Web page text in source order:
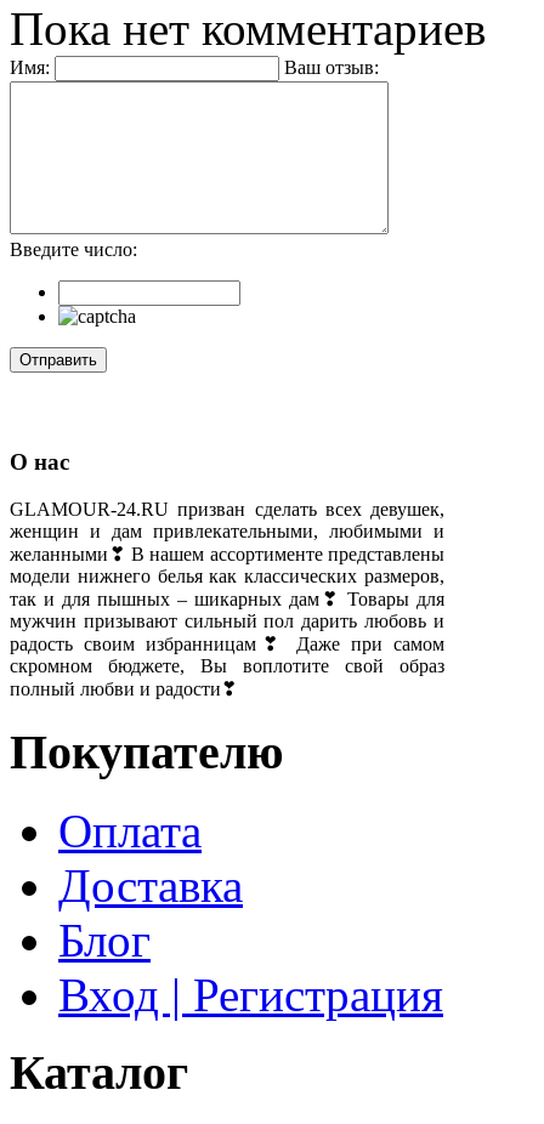
Пока нет комментариев
Имя: Ваш отзыв:
Введите число:
О нас
GLAMOUR-24.RU призван сделать всех девушек,
женщин и дам привлекательными, любимыми и
желанными❣ В нашем ассортименте представлены
модели нижнего белья как классических размеров,
так и для пышных – шикарных дам❣ Товары для
мужчин призывают сильный пол дарить любовь и
радость своим избранницам❣ Даже при самом
скромном бюджете, Вы воплотите свой образ
полный любви и радости❣
Покупателю
Оплата
Доставка
Блог
Вход | Регистрация
Каталог